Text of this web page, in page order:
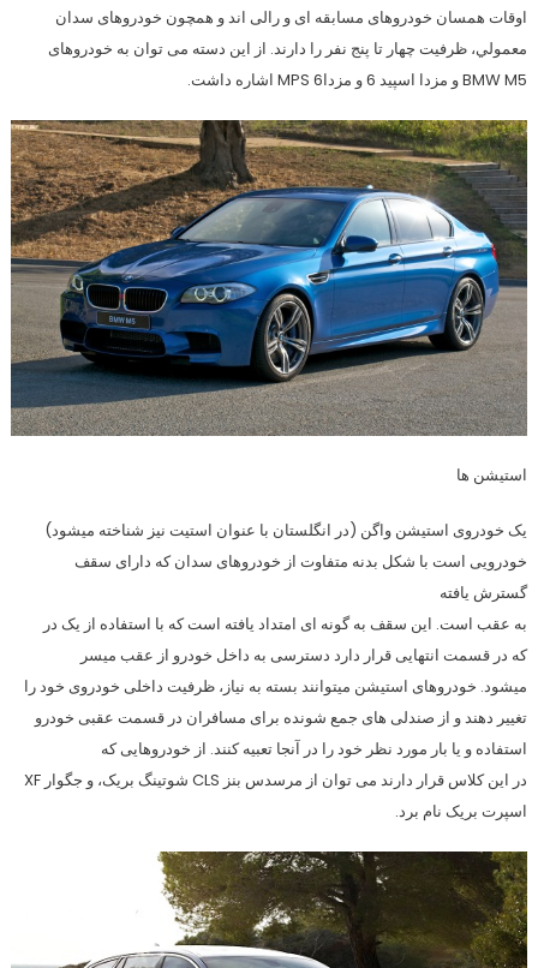
اوقات همسان خودروهای مسابقه ای و رالی اند و همچون خودروهای سدان
معمولي، ظرفیت چهار تا پنج نفر را دارند. از این دسته می توان به خودروهای
BMW M5 و مزدا اسپید 6 و مزدا6 MPS اشاره داشت.
استیشن ها
یک خودروی استیشن واگن (در انگلستان با عنوان استیت نیز شناخته میشود)
خودرویی است با شکل بدنه متفاوت از خودروهای سدان که دارای سقف
گسترش یافته
به عقب است. این سقف به گونه ای امتداد یافته است که با استفاده از یک در
که در قسمت انتهایی قرار دارد دسترسی به داخل خودرو از عقب میسر
میشود. خودروهای استیشن میتوانند بسته به نیاز، ظرفيت داخلی خودروی خود را
تغییر دهند و از صندلی های جمع شونده برای مسافران در قسمت عقبی خودرو
استفاده و یا بار مورد نظر خود را در آنجا تعبیه کنند. از خودروهایی که
در این کلاس قرار دارند می توان از مرسدس بنز CLS شوتینگ بریک، و جگوار XF
اسپرت بریک نام برد.